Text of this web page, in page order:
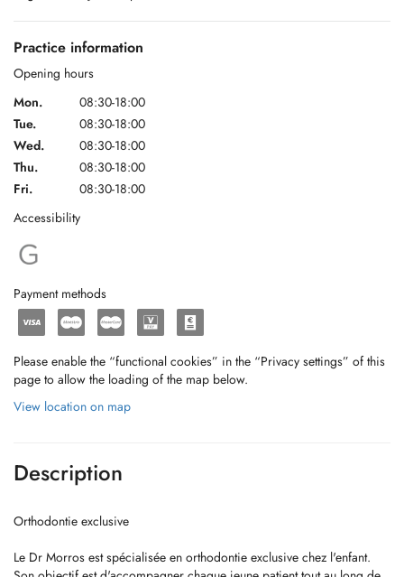
Practice information
Opening hours
Mon.
08:30-18:00
Tue.
08:30-18:00
Wed.
08:30-18:00
Thu.
08:30-18:00
Fri.
08:30-18:00
Accessibility
Payment methods
Please enable the “functional cookies” in the “Privacy settings” of this
page to allow the loading of the map below.
View location on map
Description
Orthodontie exclusive
Le Dr Morros est spécialisée en orthodontie exclusive chez l'enfant.